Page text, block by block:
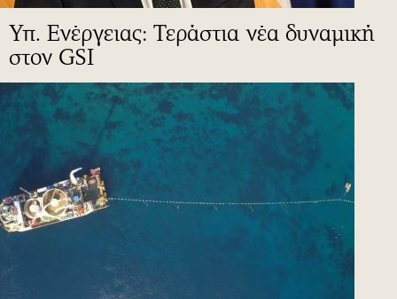
Υπ. Ενέργειας: Τεράστια νέα δυναμική
στον GSI